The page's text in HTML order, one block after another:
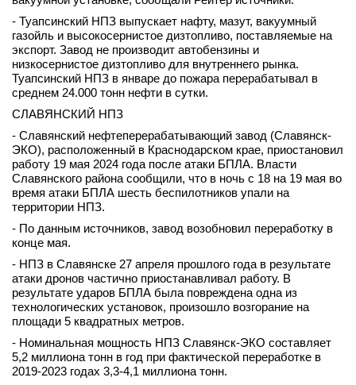
- Туапсинский НПЗ выпускает нафту, мазут, вакуумный
газойль и высокосернистое дизтопливо, поставляемые на
экспорт. Завод не производит автобензины и
низкосернистое дизтопливо для внутреннего рынка.
Туапсинский НПЗ в январе до пожара перерабатывал в
среднем 24.000 тонн нефти в сутки.
СЛАВЯНСКИЙ НПЗ
- Славянский нефтеперерабатывающий завод (Славянск-
ЭКО), расположенный в Краснодарском крае, приостановил
работу 19 мая 2024 года после атаки БПЛА. Власти
Славянского района сообщили, что в ночь с 18 на 19 мая во
время атаки БПЛА шесть беспилотников упали на
территории НПЗ.
- По данным источников, завод возобновил переработку в
конце мая.
- НПЗ в Славянске 27 апреля прошлого года в результате
атаки дронов частично приостанавливал работу. В
результате ударов БПЛА была повреждена одна из
технологических установок, произошло возгорание на
площади 5 квадратных метров.
- Номинальная мощность НПЗ Славянск-ЭКО составляет
5,2 миллиона тонн в год при фактической переработке в
2019-2023 годах 3,3-4,1 миллиона тонн.